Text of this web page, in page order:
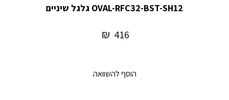
OVAL-RFC32-BST-SH12 גלגל שיניים
416
₪
הוסף להשוואה